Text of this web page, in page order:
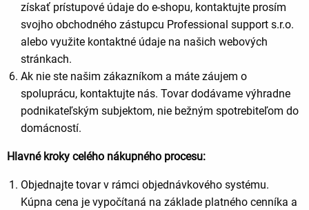
získať prístupové údaje do e-shopu, kontaktujte prosím
svojho obchodného zástupcu Professional support s.r.o.
alebo využite kontaktné údaje na našich webových
stránkach.
Ak nie ste našim zákazníkom a máte záujem o
spoluprácu, kontaktujte nás. Tovar dodávame výhradne
podnikateľským subjektom, nie bežným spotrebiteľom do
domácností.
Hlavné kroky celého nákupného procesu:
Objednajte tovar v rámci objednávkového systému.
Kúpna cena je vypočítaná na základe platného cenníka a